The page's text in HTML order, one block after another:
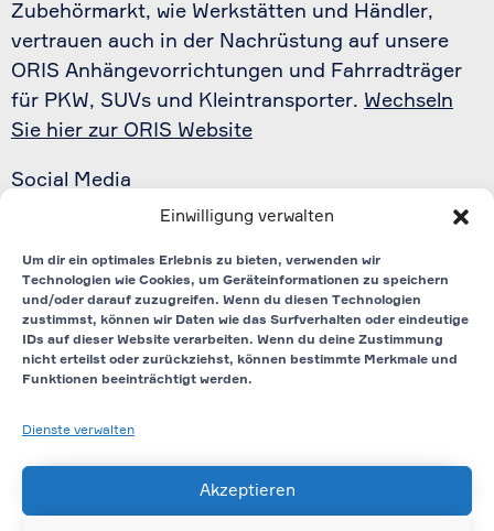
Einwilligung verwalten
Um dir ein optimales Erlebnis zu bieten, verwenden wir
Technologien wie Cookies, um Geräteinformationen zu speichern
und/oder darauf zuzugreifen. Wenn du diesen Technologien
zustimmst, können wir Daten wie das Surfverhalten oder eindeutige
IDs auf dieser Website verarbeiten. Wenn du deine Zustimmung
nicht erteilst oder zurückziehst, können bestimmte Merkmale und
Funktionen beeinträchtigt werden.
Dienste verwalten
Akzeptieren
Zubehörmarkt, wie Werkstätten und Händler,
vertrauen auch in der Nachrüstung auf unsere
ORIS Anhängevorrichtungen und Fahrradträger
für PKW, SUVs und Kleintransporter. Wechseln
Sie hier zur ORIS Website
Social Media
YouTube
Instagram
X